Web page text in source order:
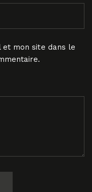
mon site dans le